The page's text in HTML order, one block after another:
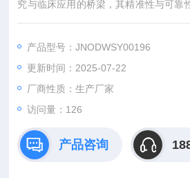
究与临床应用的桥梁，其精准性与可靠
值。吉奥蓝图（JENNIO-LAB）深耕生
机构、药企及医疗机构提供覆盖动物模
分析与成果转化的一站式解决方案，助
速创新成果落地。
产品型号：JNODWSY00196
更新时间：2025-07-22
厂商性质：生产厂家
访问量：126
产品咨询